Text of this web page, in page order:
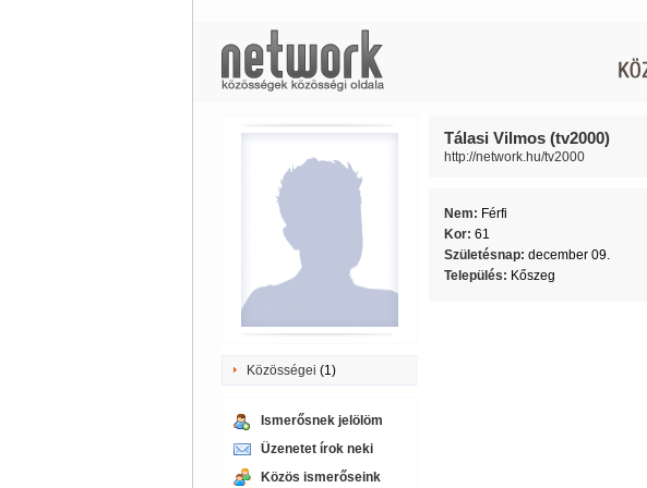
Közösségei (1)
Ismerősnek jelölöm
Üzenetet írok neki
Közös ismerőseink
Tálasi Vilmos (tv2000)
http://network.hu/tv2000
Nem: Férfi
Kor: 61
Születésnap: december 09.
Település: Kőszeg